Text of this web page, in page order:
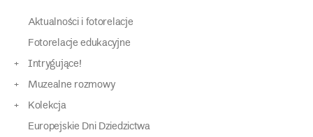
Aktualności i fotorelacje
Fotorelacje edukacyjne
Intrygujące!
Muzealne rozmowy
Kolekcja
Europejskie Dni Dziedzictwa